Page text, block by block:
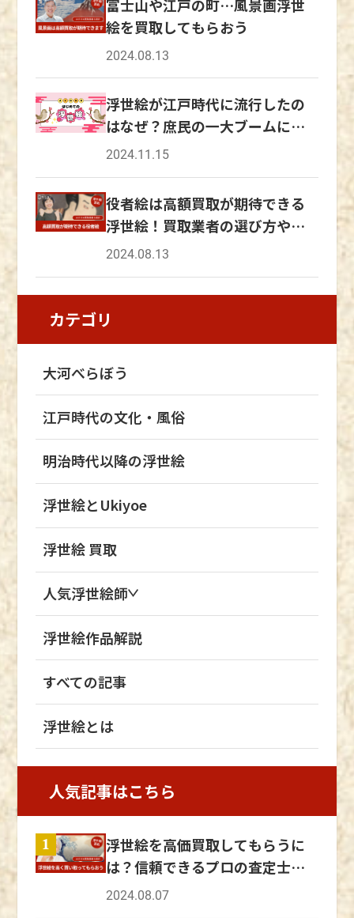
色していく丹絵や紅を使用した紅絵が描かれる
絵も登場し、多様な手法が誕生していきまし
た。 さらに技術が発展していき、多色摺りの
錦絵が開発され、浮世絵の流行はピークに達し
ました。 錦絵は、浮世絵師の鈴木春信が研究
を重ね完成させた技法といわれています。多色
が一気に広がったといえるでしょう。 多彩な
表現が可能になった浮世絵は、より人々の興味
を引きつけ、大衆から人気を集めていました。
庶民に広がった絵画鑑賞 芸者や歌舞伎役者な
の身近にありました。 歌舞伎は、当時のエン
ターテイメントの中心であり、歌舞伎役者は、
現代でいうアイドルのような存在です。 浮世
き生きと描かれており、江戸時代の大衆を魅了
していました。 浮世絵には、ブロマイドやフ
ァッション誌のような役割もありました。 木
版画技術の発展により安価で手に入るようにな
ったことから、人気歌舞伎役者の絵を自宅で鑑
賞したり、描かれた人物のファッションを真似
したりと、さまざまな楽しみ方が生まれたとい
えます。 浮世絵は、流行の最先端を知るため
現代では10,000円ほどで購入できる浮世絵
が、江戸時代では20文前後で販売されていま
した。 当時、蕎麦1杯が16文程度であったた
め、現代の価格に直すと数百円から1,000円ほ
どで浮世絵が購入できたと考えられます。 現
在まで高い人気である「ジャポニズム」 ジャ
ポニズムとは、19世紀後半から20世紀初頭に
かけて、西洋の芸術や文化に日本の要素が取り
入れられ、西洋社会に影響を与えたことを指し
工品などの美術品がヨーロッパや北アメリカで
注目され、西洋の芸術家やデザイナーたちに大
きな影響を与えました。 ジャポニズムの特徴
インや技法が西洋の芸術作品に取り入れられた
ことです。 特に、浮世絵の影響は顕著で、その
明るく繊細な色彩や平面的な表現、独特な構図
が、印象派やポスト印象派などの西洋の芸術に
ために猫が飼われていたようです。 その後、
平安時代には、現在の猫と同じように愛玩動物
として飼われるようになりましたが、まだ数が
少なく貴重な存在であったため、高貴な身分の
ら江戸時代にかけては、ネズミによる食料被害
を減らすべく、猫を放し飼いにする作戦が実行
されました。 猫による対策効果は高く、ネズ
が貴重な存在であることには変わりなかったた
め、本物の猫の代わりに猫の絵が重宝されてい
たとする史料もあります。 その後、縁起の良
い動物として招き猫が誕生したように、猫は守
り神としても親しまれていきました。庶民でも
手の届きやすい存在になったころ、ネズミ駆除
として多くの人々によって猫を飼うことが習慣
化していきました。 江戸時代には、猫がモチ
す。縁起物として親しまれてきた猫は、芸術の
モチーフにもなり、長く人々から愛されてきた
ことがわかるでしょう。 猫を愛した浮世絵
師、歌川国芳 歌川国芳は、浮世絵界きっての
愛猫家として知られています。 明治期の浮世
伝』でも、歌川国芳の猫への溺愛ぶりが記録さ
れています。 『浮世絵師歌川列伝』によると、
歌川国芳は常に5・6匹の猫を飼っており、1・
2匹の猫を懐に入れて暮らすほど、猫好きだっ
供養を行うだけではなく、自宅には猫の仏壇が
置かれていました。 猫への愛情が伝わる弟子
とのエピソードがあります。 ある日、亡くな
った猫の供養を弟子である歌川芳宗にお金を渡
して頼みました。しかし、歌川芳宗は猫の亡骸
を橋から捨てて、もらったお金を吉原の遊郭で
使い果たしてしまいました。 供養に行ったふ
りをして帰ってきた歌川芳宗に対して、歌川国
芳が猫の戒名を訪ねたことで、嘘がばれてしま
います。その後、芳宗は破門されたといいま
『其のまま地口猫飼好五十三疋』は、歌川広重
の『東海道五十三次』をオマージュした作品で
す。 53の宿場町にちなんだダジャレとともに
富士山や江戸の町…風景画浮世
絵を買取してもらおう
2024.08.13
浮世絵が江戸時代に流行したの
はなぜ？庶民の一大ブームに迫
る
2024.11.15
役者絵は高額買取が期待できる
浮世絵！買取業者の選び方やポ
イントとは
2024.08.13
カテゴリ
大河べらぼう
江戸時代の文化・風俗
明治時代以降の浮世絵
浮世絵とUkiyoe
浮世絵 買取
人気浮世絵師
浮世絵作品解説
すべての記事
浮世絵とは
人気記事はこちら
1
浮世絵を高価買取してもらうに
は？信頼できるプロの査定士に
依頼しよう
2024.08.07